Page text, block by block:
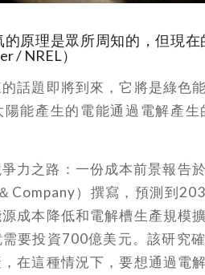
原理是眾所周知的，但現
/ NREL）
話題即將到來，它將是綠色
能產生的電能通過電解產
力之路：一份成本前景報告
Company）撰寫，預測到
成本降低和電解槽生產規模
要投資700億美元。該研究
在這種情況下，要想通過電